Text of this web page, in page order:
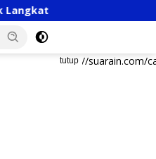
Sekolah Unggah
tutup
https://suarain.com/